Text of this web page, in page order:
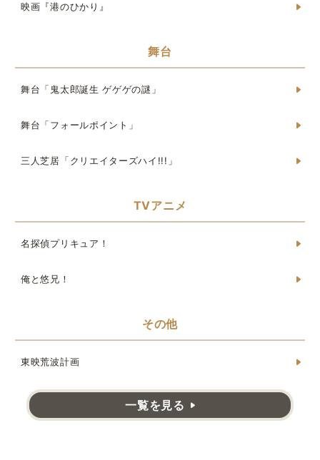
映画『港のひかり』
舞台
舞台「鬼太郎誕生 ゲゲゲの謎」
舞台「フォールポイント」
三人芝居「クリエイターズハイ!!!」
TVアニメ
名探偵プリキュア！
俺と悠兄！
その他
東映荒波計画
一覧を見る